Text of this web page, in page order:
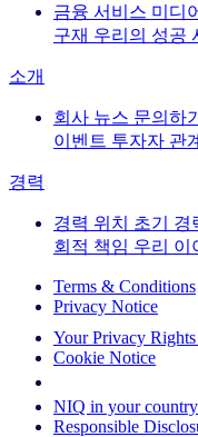
금융 서비스 미디
구재 우리의 성공
소개
회사 뉴스 문의하기
이벤트 투자자 관계
경력
경력 위치 초기 경
회적 책임 우리 이
Terms & Conditions
Privacy Notice
Your Privacy Rights
Cookie Notice
NIQ in your country
Responsible